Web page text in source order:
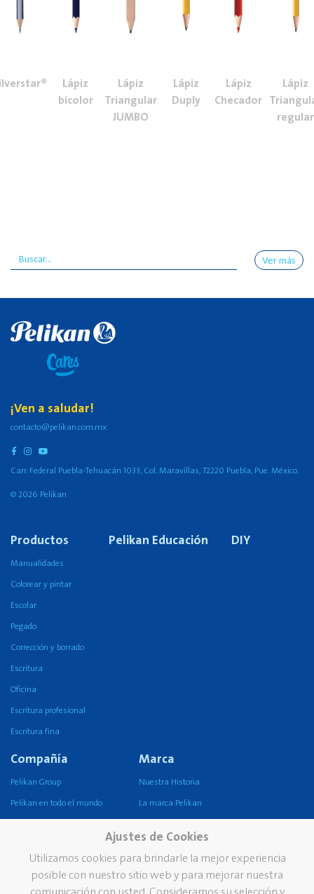
Lápiz
bicolor
Lápiz
Triangular
JUMBO
Lápiz
Duply
Lápiz
Checador
Lápiz
regular
Ver más
¡Ven a saludar!
contacto@pelikan.com.mx
Carr. Federal Puebla-Tehuacán 1033, Col. Maravillas, 72220 Puebla, Pue. México.
© 2026 Pelikan
Productos
Manualidades
Colorear y pintar
Escolar
Pegado
Corrección y borrado
Escritura
Oficina
Escritura profesional
Escritura fina
Pelikan Educación DIY
Compañía
Pelikan Group
Pelikan en todo el mundo
Sustentabilidad
Marca
Nuestra Historia
La marca Pelikan
Servicio Contacto
Ajustes de Cookies
Utilizamos cookies para brindarle la mejor experiencia
posible con nuestro sitio web y para mejorar nuestra